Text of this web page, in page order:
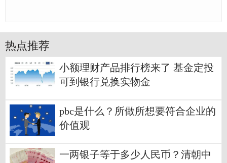
热点推荐
小额理财产品排行榜来了 基金定投
可到银行兑换实物金
pbc是什么？所做所想要符合企业的
价值观
一两银子等于多少人民币？清朝中